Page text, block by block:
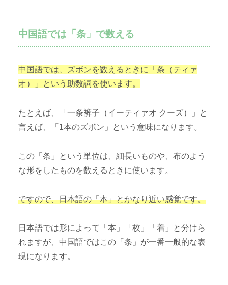
中国語では「条」で数える
中国語では、ズボンを数えるときに「条（ティァ
オ）」という助数詞を使います。
たとえば、「一条裤子（イーティァオ クーズ）」と
言えば、「1本のズボン」という意味になります。
この「条」という単位は、細長いものや、布のよう
な形をしたものを数えるときに使います。
ですので、日本語の「本」とかなり近い感覚です。
日本語では形によって「本」「枚」「着」と分けら
れますが、中国語ではこの「条」が一番一般的な表
現になります。